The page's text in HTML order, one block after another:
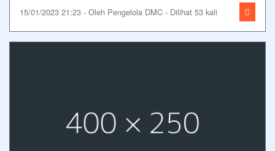
15/01/2023 21:23 - Oleh Pengelola DMC - Dilihat 53 kali